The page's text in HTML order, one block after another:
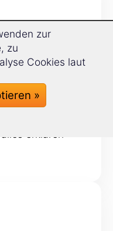
Beispielen
zur
zu
Cookies laut
»